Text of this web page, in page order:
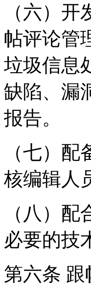
（六）
帖评论管
垃圾信息
缺陷、漏
报告。
（七）
核编辑人
（八）
必要的技
第六条